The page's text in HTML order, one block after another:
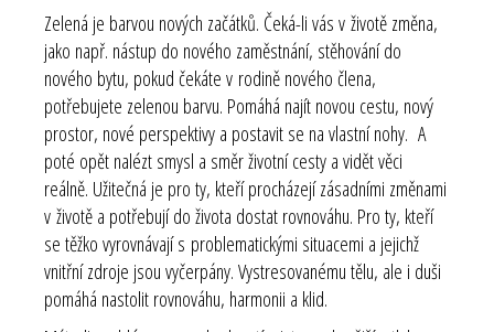
Zelená je barvou nových začátků. Čeká-li vás v životě změna,
jako např. nástup do nového zaměstnání, stěhování do
nového bytu, pokud čekáte v rodině nového člena,
potřebujete zelenou barvu. Pomáhá najít novou cestu, nový
prostor, nové perspektivy a postavit se na vlastní nohy. A
poté opět nalézt smysl a směr životní cesty a vidět věci
reálně. Užitečná je pro ty, kteří procházejí zásadními změnami
v životě a potřebují do života dostat rovnováhu. Pro ty, kteří
se těžko vyrovnávají s problematickými situacemi a jejichž
vnitřní zdroje jsou vyčerpány. Vystresovanému tělu, ale i duši
pomáhá nastolit rovnováhu, harmonii a klid.